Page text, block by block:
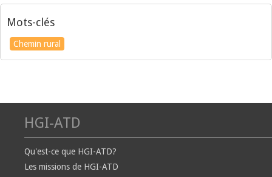
Mots-clés
Chemin rural
HGI-ATD
Qu'est-ce que HGI-ATD?
Les missions de HGI-ATD